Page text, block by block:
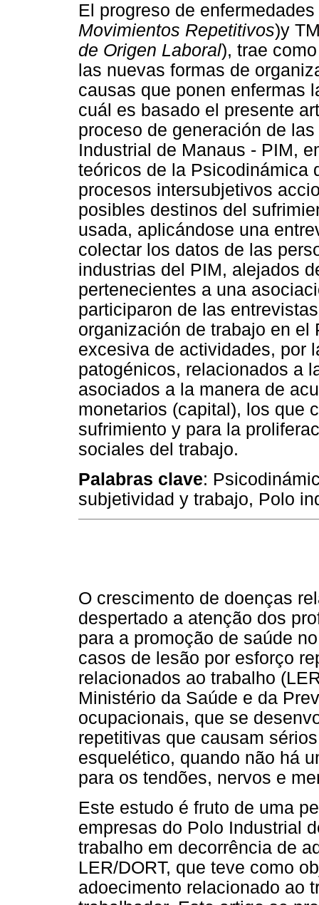
El progreso de
Movimientos Repetitivos)y
de Origen Laboral), trae
las nuevas formas de
causas que ponen enfermas
cuál es basado el presente
proceso de generación de
Industrial de Manaus - PIM,
teóricos de la Psicodinámica
procesos intersubjetivos
posibles destinos del
usada, aplicándose una
colectar los datos de las
industrias del PIM, alejados
pertenecientes a una
participaron de las
organización de trabajo en el
excesiva de actividades, por
patogénicos, relacionados a
asociados a la manera de
monetarios (capital), los que
sufrimiento y para la
sociales del trabajo.
Palabras clave:
subjetividad y trabajo, Polo
O crescimento de doenças
despertado a atenção dos
para a promoção de saúde
casos de lesão por esforço
relacionados ao trabalho
Ministério da Saúde e da
ocupacionais, que se
repetitivas que causam
esquelético, quando não há
para os tendões, nervos e
Este estudo é fruto de uma
empresas do Polo Industrial
trabalho em decorrência de
LER/DORT, que teve como
adoecimento relacionado ao